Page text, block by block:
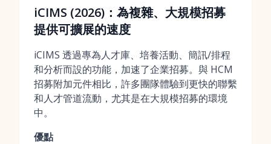
iCIMS (2026)：為複雜、大規模招募
提供可擴展的速度
iCIMS 透過專為人才庫、培養活動、簡訊/排程
和分析而設的功能，加速了企業招募。與 HCM
招募附加元件相比，許多團隊體驗到更快的聯繫
和人才管道流動，尤其是在大規模招募的環境
中。
優點